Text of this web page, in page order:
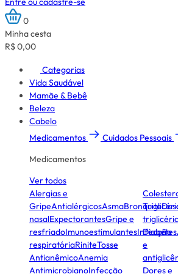
0
Minha cesta
R$ 0,00
Categorias
Vida Saudável
Mamãe & Bebê
Beleza
Cabelo
Medicamentos
Cuidados Pessoais
Medicamentos
Ver todos
Alergias e
GripeAntialérgicosAsmaBronquite
nasalExpectorantesGripe e
resfriadoImunoestimulantesInfecção
respiratóriaRiniteTosse
AntianêmicoAnemia
AntimicrobianoInfecção
Diabetes
e
Dores e